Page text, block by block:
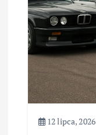
12 lipca, 2026